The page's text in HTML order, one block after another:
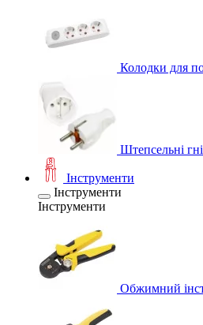
Колодки для
Штепсельні
Інструменти
Інструменти
Інструменти
Обжимний